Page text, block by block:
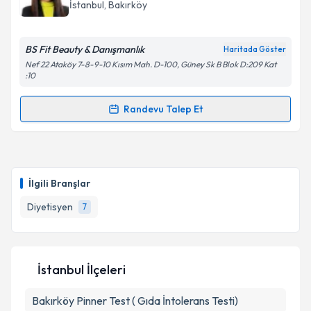
İlgili Branşlar
Diyetisyen
7
Kişisel verilerimin işlenmesine ilişkinAydınlatma
'ni okudum ve kişisel verilerimin belirtilen
kapsamda işlenmesini kabul ediyorum.
Takvim Talebini Gönder
İstanbul, Bakırköy
BS Fit Beauty & Danışmanlık Haritada Göster
Nef 22 Ataköy 7-8-9-10 Kısım Mah. D-100, Güney Sk B Blok D:209 Kat
:10
Randevu Talep Et
Randevu Takvimi Talebi
takvim hazırlandığında e-posta ile bilgilendireceğiz.
E-posta Adresiniz
Metni'ni okudum ve kişisel verilerimin belirtilen
İstanbul İlçeleri
Bakırköy Pinner Test ( Gıda İntolerans Testi)